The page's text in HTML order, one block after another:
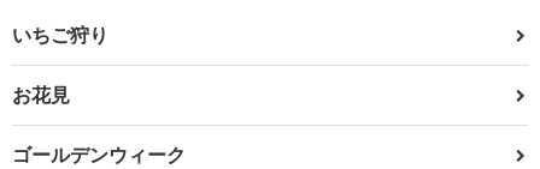
いちご狩り
お花見
ゴールデンウィーク